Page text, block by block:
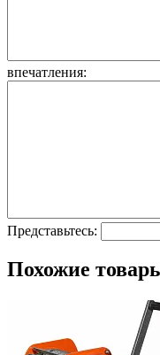
впечатления:
Представьтесь:
Похожие